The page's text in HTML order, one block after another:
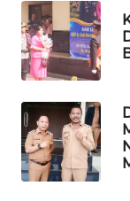
LKKI
KOPEKLIN
PORTAL
KONSUMEN
FORWAMKI